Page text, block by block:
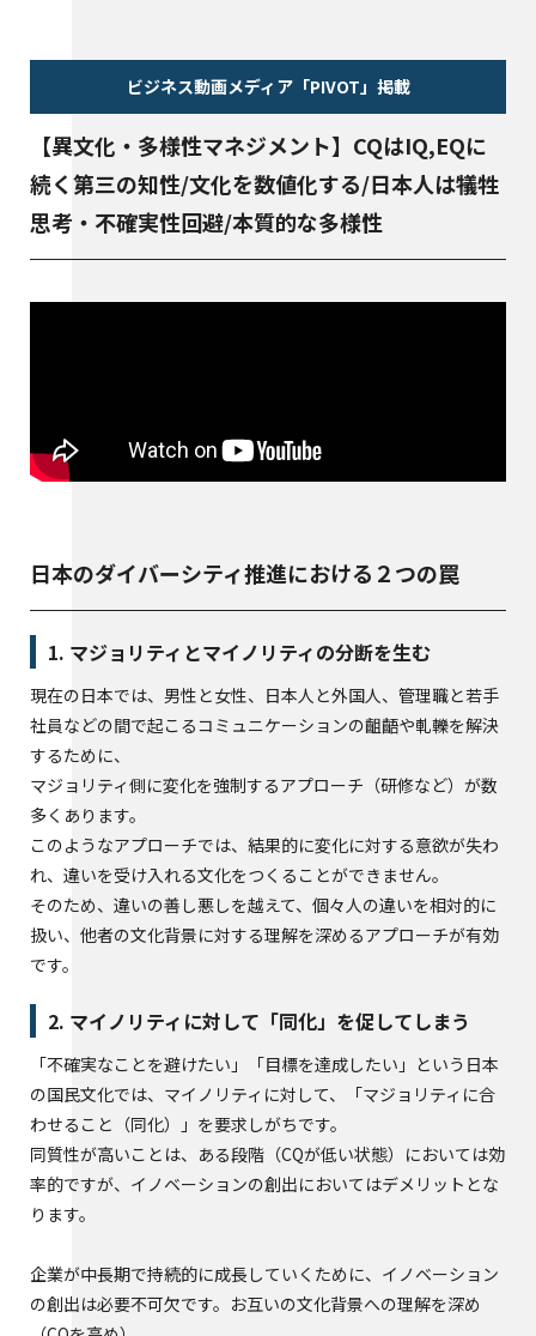
ビジネス動画メディア「PIVOT」掲載
【異文化・多様性マネジメント】CQはIQ,EQに
続く第三の知性/文化を数値化する/日本人は犠牲
思考・不確実性回避/本質的な多様性
日本のダイバーシティ推進における２つの罠
1. マジョリティとマイノリティの分断を生む
現在の日本では、男性と女性、日本人と外国人、管理職と若手
社員などの間で起こるコミュニケーションの齟齬や軋轢を解決
するために、
マジョリティ側に変化を強制するアプローチ（研修など）が数
多くあります。
このようなアプローチでは、結果的に変化に対する意欲が失わ
れ、違いを受け入れる文化をつくることができません。
そのため、違いの善し悪しを越えて、個々人の違いを相対的に
扱い、他者の文化背景に対する理解を深めるアプローチが有効
です。
2. マイノリティに対して「同化」を促してしまう
「不確実なことを避けたい」「目標を達成したい」という日本
の国民文化では、マイノリティに対して、「マジョリティに合
わせること（同化）」を要求しがちです。
同質性が高いことは、ある段階（CQが低い状態）においては効
率的ですが、イノベーションの創出においてはデメリットとな
ります。
企業が中長期で持続的に成長していくために、イノベーション
の創出は必要不可欠です。お互いの文化背景への理解を深め